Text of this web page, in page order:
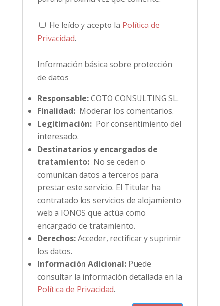
He leído y acepto la Política de
Privacidad.
Información básica sobre protección
de datos
Responsable:COTO CONSULTING SL.
Finalidad:Moderar los comentarios.
Legitimación:Por consentimiento del
interesado.
Destinatarios y encargados de
tratamiento:No se ceden o
comunican datos a terceros para
prestar este servicio. El Titular ha
contratado los servicios de alojamiento
web a IONOS que actúa como
encargado de tratamiento.
Derechos:Acceder, rectificar y suprimir
los datos.
Información Adicional:Puede
consultar la información detallada en la
Política de Privacidad.